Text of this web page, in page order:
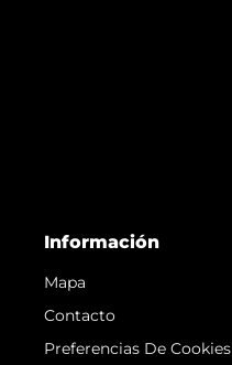
Información
Mapa
Contacto
Preferencias De Cookies